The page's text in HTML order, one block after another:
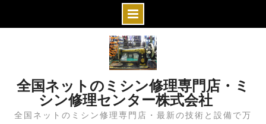
全国ネットのミシン修理専門店・ミ
シン修理センター株式会社
全国ネットのミシン修理専門店・最新の技術と設備で万